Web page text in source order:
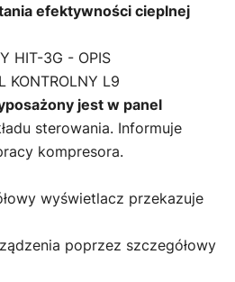
efektywności cieplnej
HIT-3G - OPIS
KONTROLNY L9
jest w panel
sterowania. Informuje
kompresora.
wyświetlacz przekazuje
poprzez szczegółowy